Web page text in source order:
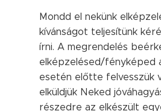
Mondd el nekünk
kívánságot teljesítünk
írni. A megrendelés
elképzelésed/fényképed
esetén előtte felvesszük
elküldjük Neked
részedre az elkészült